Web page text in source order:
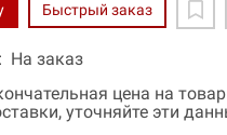
Быстрый заказ
На заказ
цена на
уточняйте эти